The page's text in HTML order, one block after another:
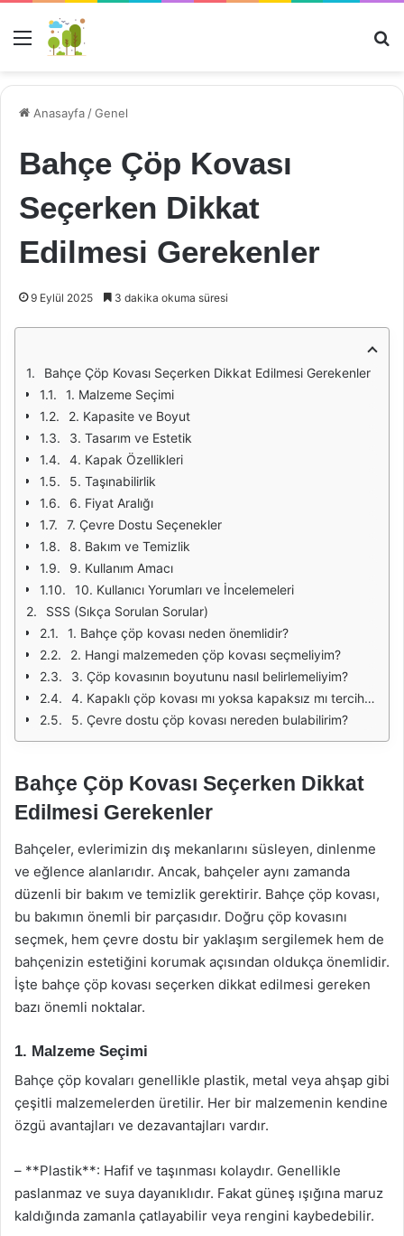
Menü
Anasayfa /Genel
Bahçe Çöp Kovası
Seçerken Dikkat
Edilmesi Gerekenler
9 Eylül 2025 3 dakika okuma süresi
Bahçe Çöp Kovası Seçerken Dikkat Edilmesi Gerekenler
1. Malzeme Seçimi
2. Kapasite ve Boyut
3. Tasarım ve Estetik
4. Kapak Özellikleri
5. Taşınabilirlik
6. Fiyat Aralığı
7. Çevre Dostu Seçenekler
8. Bakım ve Temizlik
9. Kullanım Amacı
10. Kullanıcı Yorumları ve İncelemeleri
SSS (Sıkça Sorulan Sorular)
1. Bahçe çöp kovası neden önemlidir?
2. Hangi malzemeden çöp kovası seçmeliyim?
3. Çöp kovasının boyutunu nasıl belirlemeliyim?
4. Kapaklı çöp kovası mı yoksa kapaksız mı tercih etmeliyim?
5. Çevre dostu çöp kovası nereden bulabilirim?
Bahçe Çöp Kovası Seçerken Dikkat
Edilmesi Gerekenler
Bahçeler, evlerimizin dış mekanlarını süsleyen, dinlenme
ve eğlence alanlarıdır. Ancak, bahçeler aynı zamanda
düzenli bir bakım ve temizlik gerektirir. Bahçe çöp kovası,
bu bakımın önemli bir parçasıdır. Doğru çöp kovasını
seçmek, hem çevre dostu bir yaklaşım sergilemek hem de
bahçenizin estetiğini korumak açısından oldukça önemlidir.
İşte bahçe çöp kovası seçerken dikkat edilmesi gereken
bazı önemli noktalar.
1. Malzeme Seçimi
Bahçe çöp kovaları genellikle plastik, metal veya ahşap gibi
çeşitli malzemelerden üretilir. Her bir malzemenin kendine
özgü avantajları ve dezavantajları vardır.
– **Plastik**: Hafif ve taşınması kolaydır. Genellikle
paslanmaz ve suya dayanıklıdır. Fakat güneş ışığına maruz
kaldığında zamanla çatlayabilir veya rengini kaybedebilir.